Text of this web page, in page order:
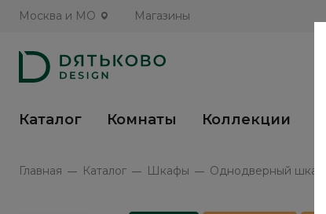
Москва и МО Магазины
Каталог Комнаты Коллекции
Главная Каталог Шкафы Однодверный шкаф